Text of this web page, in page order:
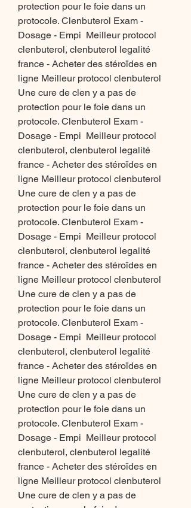
protection pour le foie dans un
protocole. Clenbuterol Exam -
Dosage - Empi  Meilleur protocol
clenbuterol, clenbuterol legalité
france - Acheter des stéroïdes en
ligne Meilleur protocol clenbuterol
Une cure de clen y a pas de
protection pour le foie dans un
protocole. Clenbuterol Exam -
Dosage - Empi  Meilleur protocol
clenbuterol, clenbuterol legalité
france - Acheter des stéroïdes en
ligne Meilleur protocol clenbuterol
Une cure de clen y a pas de
protection pour le foie dans un
protocole. Clenbuterol Exam -
Dosage - Empi  Meilleur protocol
clenbuterol, clenbuterol legalité
france - Acheter des stéroïdes en
ligne Meilleur protocol clenbuterol
Une cure de clen y a pas de
protection pour le foie dans un
protocole. Clenbuterol Exam -
Dosage - Empi  Meilleur protocol
clenbuterol, clenbuterol legalité
france - Acheter des stéroïdes en
ligne Meilleur protocol clenbuterol
Une cure de clen y a pas de
protection pour le foie dans un
protocole. Clenbuterol Exam -
Dosage - Empi  Meilleur protocol
clenbuterol, clenbuterol legalité
france - Acheter des stéroïdes en
ligne Meilleur protocol clenbuterol
Une cure de clen y a pas de